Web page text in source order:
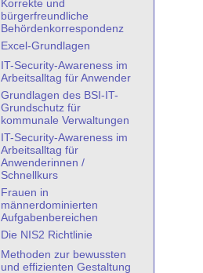
Korrekte und
bürgerfreundliche
Behördenkorrespondenz
Excel-Grundlagen
IT-Security-Awareness im
Arbeitsalltag für Anwender
Grundlagen des BSI-IT-
Grundschutz für
kommunale Verwaltungen
IT-Security-Awareness im
Arbeitsalltag für
Anwenderinnen /
Schnellkurs
Frauen in
männerdominierten
Aufgabenbereichen
Die NIS2 Richtlinie
Methoden zur bewussten
und effizienten Gestaltung